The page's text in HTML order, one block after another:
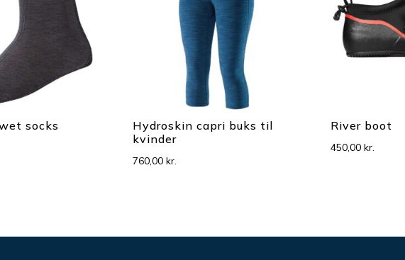
socks
Hydroskin capri buks til
kvinder
760,00kr.
River boot
450,00kr.